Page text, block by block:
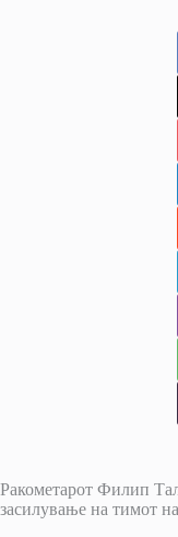
Ракометарот Филип
засилување на тимот